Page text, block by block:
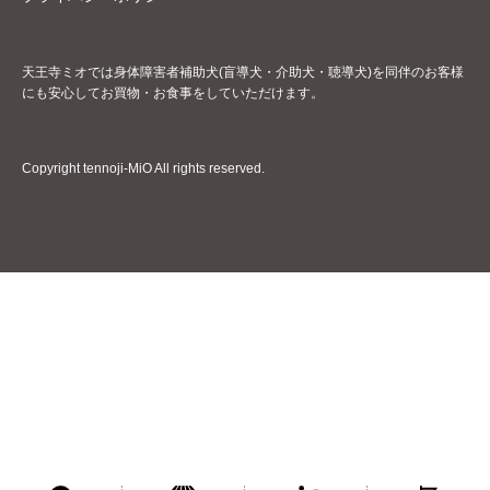
天王寺ミオでは身体障害者補助犬(盲導犬・介助犬・聴導犬)を同伴のお客様
にも安心してお買物・お食事をしていただけます。
Copyright tennoji-MiO All rights reserved.